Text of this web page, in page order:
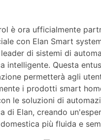
è ora ufficialmente
con Elan Smart
di sistemi di
intelligente. Questa
permetterà agli
i prodotti smart
le soluzioni di
di Elan, creando
più fluida e